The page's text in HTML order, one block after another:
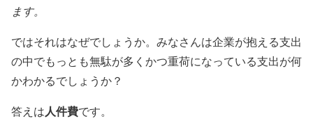
ます。
ではそれはなぜでしょうか。みなさんは企業が抱える支出
の中でもっとも無駄が多くかつ重荷になっている支出が何
かわかるでしょうか？
答えは人件費です。